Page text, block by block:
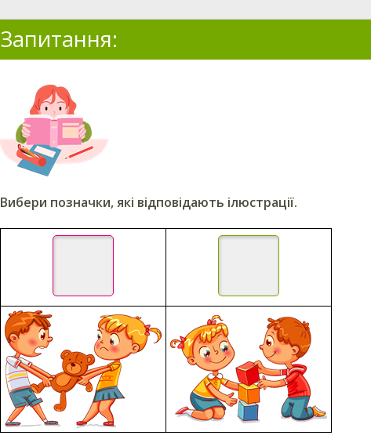
Запитання:
Вибери позначки, які відповідають ілюстрації.